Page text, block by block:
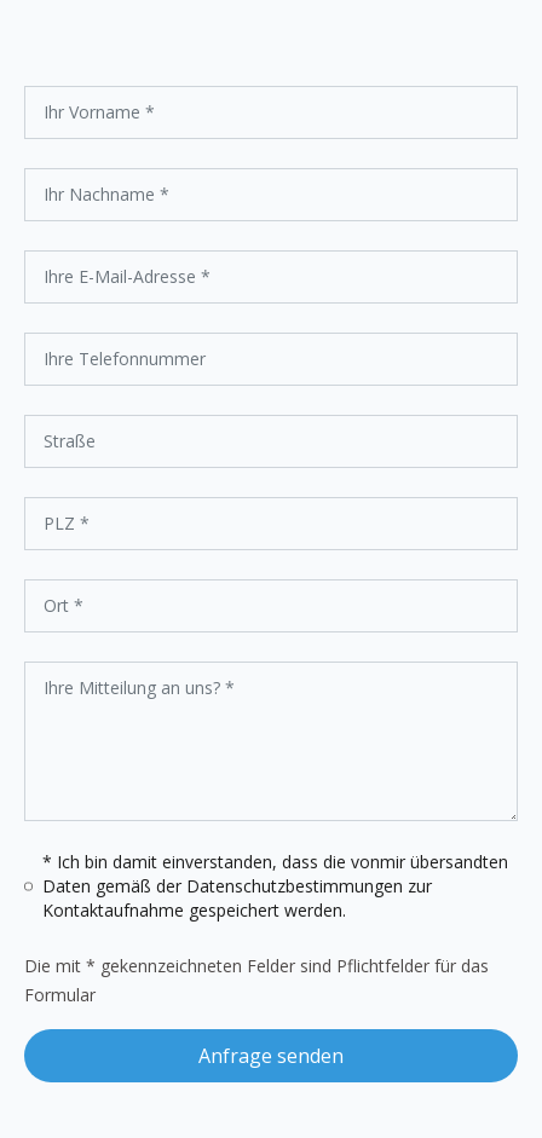
* Ich bin damit einverstanden, dass die vonmir übersandten
Daten gemäß der Datenschutzbestimmungen zur
Kontaktaufnahme gespeichert werden.
Die mit * gekennzeichneten Felder sind Pflichtfelder für das
Formular
Anfrage senden